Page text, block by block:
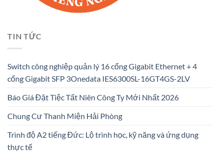
TIN TỨC
Switch công nghiệp quản lý 16 cổng Gigabit Ethernet + 4
cổng Gigabit SFP 3Onedata IES6300SL-16GT4GS-2LV
Báo Giá Đặt Tiệc Tất Niên Công Ty Mới Nhất 2026
Chung Cư Thanh Miện Hải Phòng
Trình độ A2 tiếng Đức: Lộ trình học, kỹ năng và ứng dụng
thực tế